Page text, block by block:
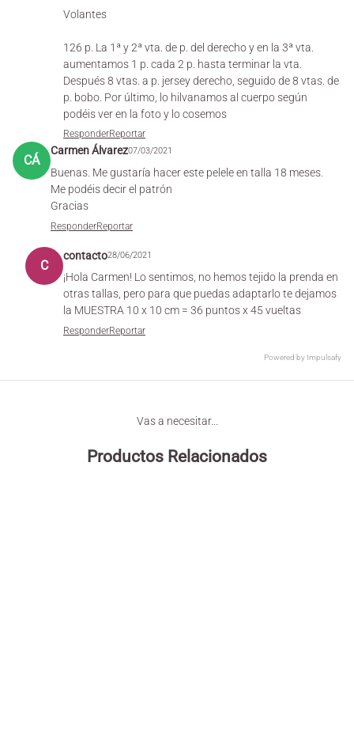
Volantes
126 p. La 1ª y 2ª vta. de p. del derecho y en la 3ª vta.
aumentamos 1 p. cada 2 p. hasta terminar la vta.
Después 8 vtas. a p. jersey derecho, seguido de 8 vtas. de
p. bobo. Por último, lo hilvanamos al cuerpo según
podéis ver en la foto y lo cosemos
ResponderReportar
CÁ
Carmen Álvarez07/03/2021
Buenas. Me gustaría hacer este pelele en talla 18 meses.
Me podéis decir el patrón
Gracias
ResponderReportar
C
contacto28/06/2021
¡Hola Carmen! Lo sentimos, no hemos tejido la prenda en
otras tallas, pero para que puedas adaptarlo te dejamos
la MUESTRA 10 x 10 cm = 36 puntos x 45 vueltas
ResponderReportar
Powered by Impulsafy
Vas a necesitar...
Productos Relacionados